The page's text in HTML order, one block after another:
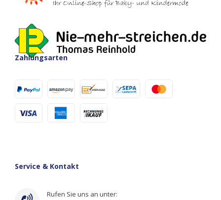
Zahlungsarten
Service & Kontakt
Rufen Sie uns an unter: